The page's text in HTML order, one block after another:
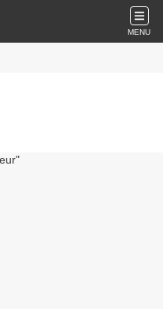
MENU